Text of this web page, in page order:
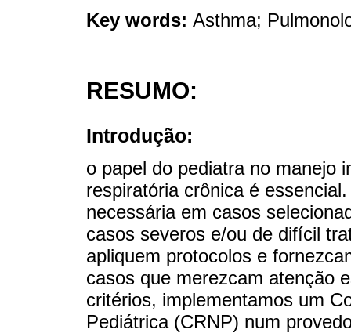
Key words: Asthma;
RESUMO:
Introdução:
o papel do pediatra no manejo
respiratória crônica é
necessária em casos
casos severos e/ou de difícil
apliquem protocolos e
casos que merezcam atenção
critérios, implementamos um
Pediátrica (CRNP) num